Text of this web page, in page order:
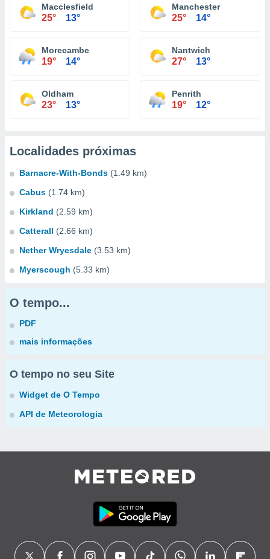
Macclesfield
25° 13°
Manchester
25° 14°
Morecambe
19° 14°
Nantwich
27° 13°
Oldham
23° 13°
Penrith
19° 12°
Localidades próximas
Barnacre-With-Bonds (1.49 km)
Cabus (1.74 km)
Kirkland (2.59 km)
Catterall (2.66 km)
Nether Wryesdale (3.53 km)
Myerscough (5.33 km)
O tempo...
PDF
mais informações
O tempo no seu Site
Widget de O Tempo
API de Meteorologia